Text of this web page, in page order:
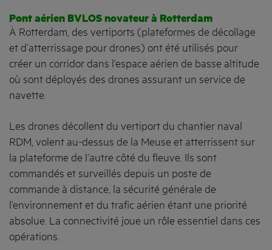
Pont aérien BVLOS novateur à Rotterdam
À Rotterdam, des vertiports (plateformes de décollage
et d’atterrissage pour drones) ont été utilisés pour
créer un corridor dans l’espace aérien de basse altitude
où sont déployés des drones assurant un service de
navette.
Les drones décollent du vertiport du chantier naval
RDM, volent au-dessus de la Meuse et atterrissent sur
la plateforme de l’autre côté du fleuve. Ils sont
commandés et surveillés depuis un poste de
commande à distance, la sécurité générale de
l’environnement et du trafic aérien étant une priorité
absolue. La connectivité joue un rôle essentiel dans ces
opérations.